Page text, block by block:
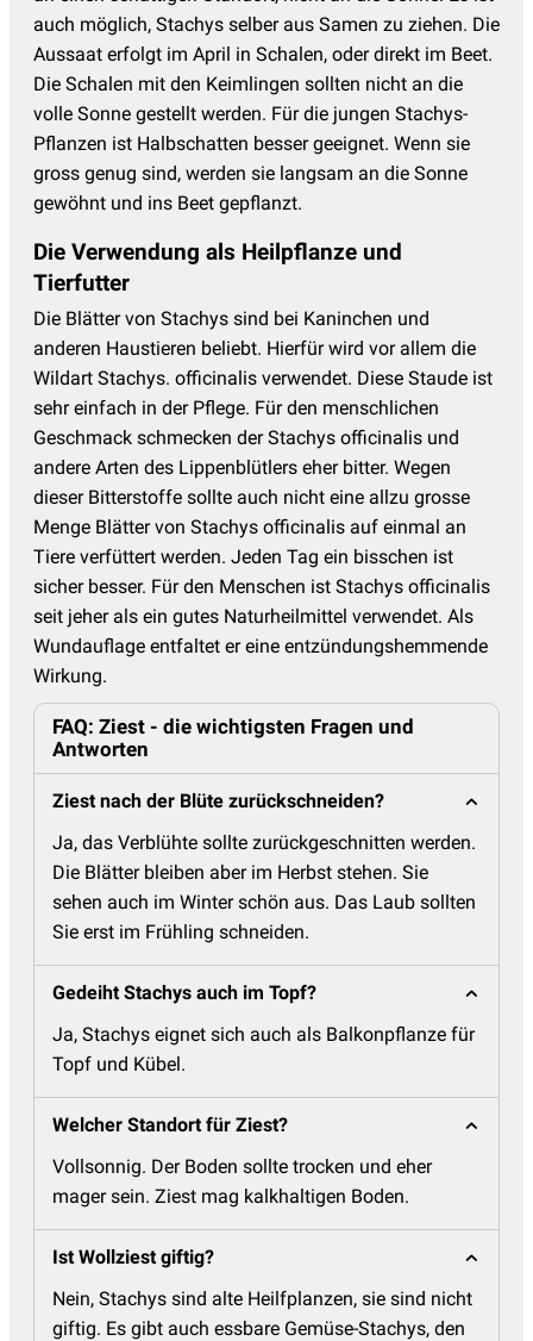
auch möglich, Stachys selber aus Samen zu ziehen. Die
Aussaat erfolgt im April in Schalen, oder direkt im Beet.
Die Schalen mit den Keimlingen sollten nicht an die
volle Sonne gestellt werden. Für die jungen Stachys-
Pflanzen ist Halbschatten besser geeignet. Wenn sie
gross genug sind, werden sie langsam an die Sonne
gewöhnt und ins Beet gepflanzt.
Die Verwendung als Heilpflanze und
Tierfutter
Die Blätter von Stachys sind bei Kaninchen und
anderen Haustieren beliebt. Hierfür wird vor allem die
Wildart Stachys. officinalis verwendet. Diese Staude ist
sehr einfach in der Pflege. Für den menschlichen
Geschmack schmecken der Stachys officinalis und
andere Arten des Lippenblütlers eher bitter. Wegen
dieser Bitterstoffe sollte auch nicht eine allzu grosse
Menge Blätter von Stachys officinalis auf einmal an
Tiere verfüttert werden. Jeden Tag ein bisschen ist
sicher besser. Für den Menschen ist Stachys officinalis
seit jeher als ein gutes Naturheilmittel verwendet. Als
Wundauflage entfaltet er eine entzündungshemmende
Wirkung.
FAQ: Ziest - die wichtigsten Fragen und
Antworten
Ziest nach der Blüte zurückschneiden?
Ja, das Verblühte sollte zurückgeschnitten werden.
Die Blätter bleiben aber im Herbst stehen. Sie
sehen auch im Winter schön aus. Das Laub sollten
Sie erst im Frühling schneiden.
Gedeiht Stachys auch im Topf?
Ja, Stachys eignet sich auch als Balkonpflanze für
Topf und Kübel.
Welcher Standort für Ziest?
Vollsonnig. Der Boden sollte trocken und eher
mager sein. Ziest mag kalkhaltigen Boden.
Ist Wollziest giftig?
Nein, Stachys sind alte Heilfplanzen, sie sind nicht
giftig. Es gibt auch essbare Gemüse-Stachys, den